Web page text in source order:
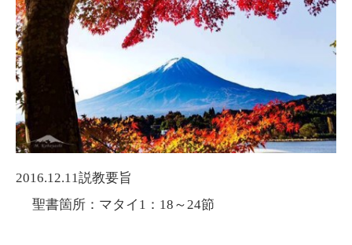
2016.12.11説教要旨
聖書箇所：マタイ1：18～24節